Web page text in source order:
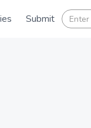
Submit